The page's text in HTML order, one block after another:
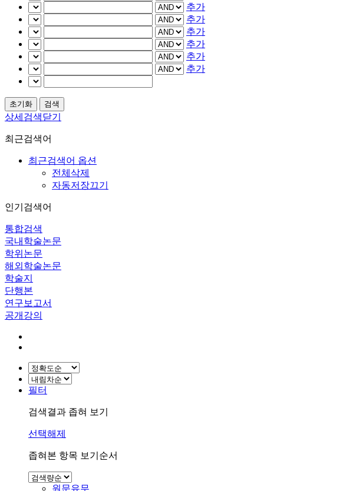
추가
추가
추가
추가
추가
추가
상세검색닫기
최근검색어
최근검색어 옵션
전체삭제
자동저장끄기
인기검색어
통합검색
국내학술논문
학위논문
해외학술논문
학술지
단행본
연구보고서
공개강의
필터
검색결과 좁혀 보기
선택해제
좁혀본 항목 보기순서
원문유무